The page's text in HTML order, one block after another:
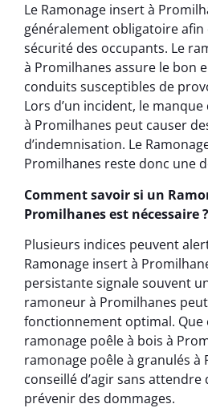
Le Ramonage insert à
généralement obligatoire afin
sécurité des occupants. Le
à Promilhanes assure le bon
conduits susceptibles de
Lors d’un incident, le
à Promilhanes peut causer
d’indemnisation. Le
Promilhanes reste donc une
Comment savoir si un
Promilhanes est nécessaire ?
Plusieurs indices peuvent
Ramonage insert à
persistante signale souvent
ramoneur à Promilhanes
fonctionnement optimal. Que
ramonage poêle à bois à
ramonage poêle à granulés à
conseillé d’agir sans attendre
prévenir des dommages.